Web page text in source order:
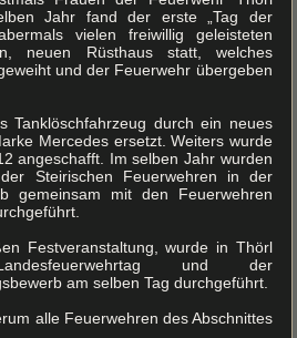
Jahr fand der erste „Tag der
vielen freiwillig geleisteten
neuen Rüsthaus statt, welches
und der Feuerwehr übergeben
Tanklöschfahrzeug durch ein neues
Mercedes ersetzt. Weiters wurde
angeschafft. Im selben Jahr wurden
Steirischen Feuerwehren in der
gemeinsam mit den Feuerwehren
Festveranstaltung, wurde in Thörl
und der
am selben Tag durchgeführt.
alle Feuerwehren des Abschnittes